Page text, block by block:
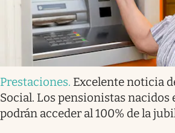
Prestaciones. Excelente noticia
Social. Los pensionistas nacidos
podrán acceder al 100% de la